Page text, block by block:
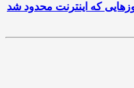
که اینترنت محدود شد